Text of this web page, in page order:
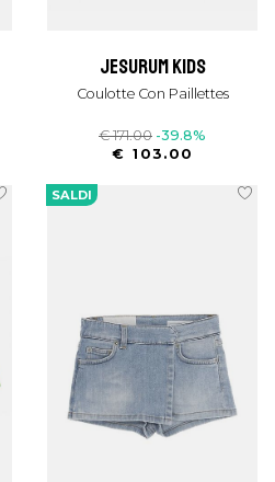
jesurum kids
Coulotte Con Paillettes
€ 171.00 -39.8%
€ 103.00
SALDI